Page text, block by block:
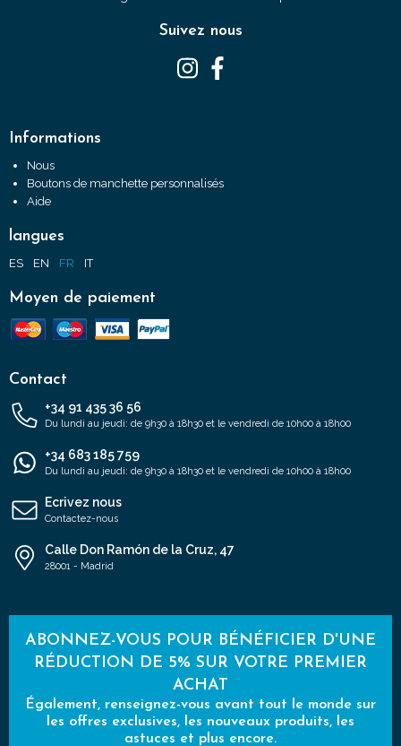
Suivez nous
Informations
Nous
Boutons de manchette personnalisés
Aide
langues
ES EN FR IT
Moyen de paiement
Contact
+34 91 435 36 56
Du lundi au jeudi: de 9h30 à 18h30 et le vendredi de 10h00 à 18h00
+34 683 185 759
Du lundi au jeudi: de 9h30 à 18h30 et le vendredi de 10h00 à 18h00
Ecrivez nous
Contactez-nous
Calle Don Ramón de la Cruz, 47
28001 - Madrid
ABONNEZ-VOUS POUR BÉNÉFICIER D'UNE
RÉDUCTION DE 5% SUR VOTRE PREMIER
ACHAT
Également, renseignez-vous avant tout le monde sur
les offres exclusives, les nouveaux produits, les
astuces et plus encore.